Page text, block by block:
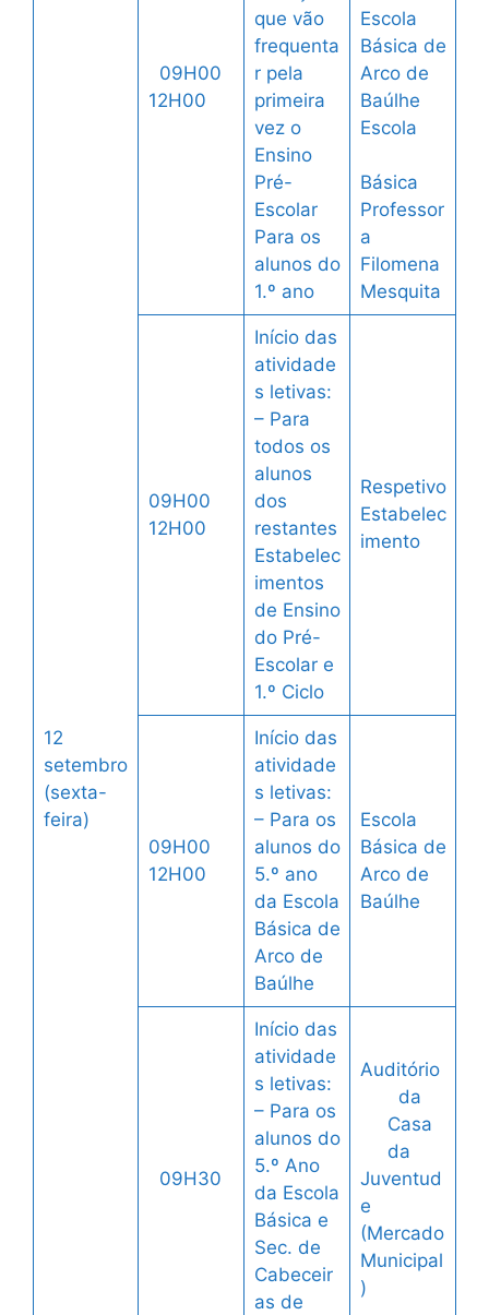
12
setembro
(sexta-
feira)
09H00
12H00
que vão
frequenta
r pela
primeira
vez o
Ensino
Pré-
Escolar
Para os
alunos do
1.º ano
Escola
Básica de
Arco de
Baúlhe
Escola
Básica
Professor
a
Filomena
Mesquita
09H00
12H00
Início das
atividade
s letivas:
– Para
todos os
alunos
dos
restantes
Estabelec
imentos
de Ensino
do Pré-
Escolar e
1.º Ciclo
Respetivo
Estabelec
imento
09H00
12H00
Início das
atividade
s letivas:
– Para os
alunos do
5.º ano
da Escola
Básica de
Arco de
Baúlhe
Escola
Básica de
Arco de
Baúlhe
09H30
Início das
atividade
s letivas:
– Para os
alunos do
5.º Ano
da Escola
Básica e
Sec. de
Cabeceir
as de
Auditório
da
Casa
da
Juventud
e
(Mercado
Municipal
)